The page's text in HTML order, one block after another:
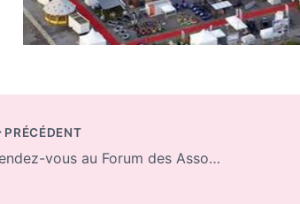
PRÉCÉDENT
Rendez-vous au Forum des Associations le samedi 5 septembre